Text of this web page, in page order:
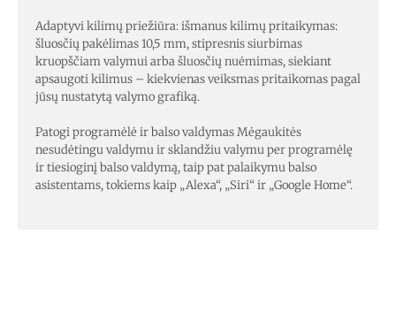
Adaptyvi kilimų priežiūra: išmanus kilimų pritaikymas:
šluosčių pakėlimas 10,5 mm, stipresnis siurbimas
kruopščiam valymui arba šluosčių nuėmimas, siekiant
apsaugoti kilimus – kiekvienas veiksmas pritaikomas pagal
jūsų nustatytą valymo grafiką.
Patogi programėlė ir balso valdymas Mėgaukitės
nesudėtingu valdymu ir sklandžiu valymu per programėlę
ir tiesioginį balso valdymą, taip pat palaikymu balso
asistentams, tokiems kaip „Alexa“, „Siri“ ir „Google Home“.